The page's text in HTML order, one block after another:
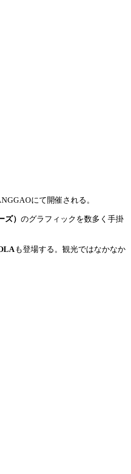
にて開催される。
） のグラフィックを数多く手掛
も登場する。観光ではなかなか